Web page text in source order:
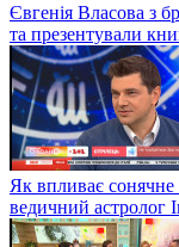
Євгенія Власова з
та презентували
Як впливає
ведичний астролог